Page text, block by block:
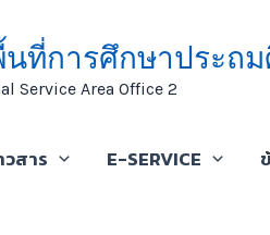
ที่การศึกษาประถม
Service Area Office 2
สาร E-SERVICE